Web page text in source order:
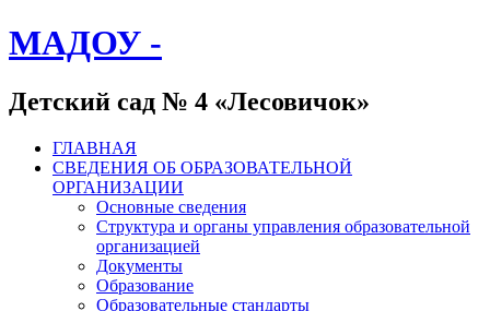
МАДОУ -
Детский сад № 4 «Лесовичок»
ГЛАВНАЯ
СВЕДЕНИЯ ОБ ОБРАЗОВАТЕЛЬНОЙ
ОРГАНИЗАЦИИ
Основные сведения
Структура и органы управления образовательной
организацией
Документы
Образование
Образовательные стандарты